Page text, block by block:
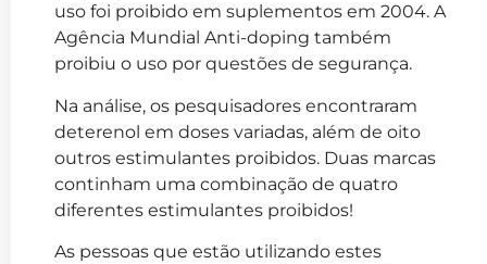
uso foi proibido em suplementos em 2004. A
Agência Mundial Anti-doping também
proibiu o uso por questões de segurança.
Na análise, os pesquisadores encontraram
deterenol em doses variadas, além de oito
outros estimulantes proibidos. Duas marcas
continham uma combinação de quatro
diferentes estimulantes proibidos!
As pessoas que estão utilizando estes